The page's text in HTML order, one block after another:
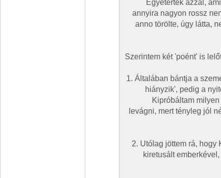
Egyetértek azzal,
annyira nagyon rossz
anno törölte, úgy látta,
Szerintem két 'poént' is
1. Általában bántja a
hiányzik', pedig a
Kipróbáltam
levágni, mert tényleg jól
2. Utólag jöttem rá, hogy
kiretusált